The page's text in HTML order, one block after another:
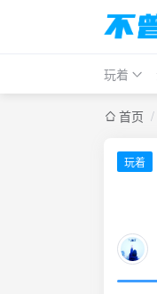
玩着
首页 /
玩着